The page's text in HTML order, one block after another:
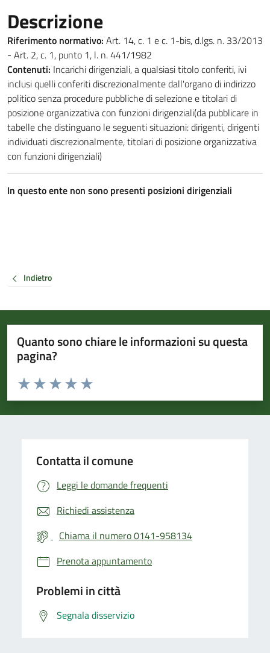
Descrizione
Riferimento normativo: Art. 14, c. 1 e c. 1-bis, d.lgs. n. 33/2013
- Art. 2, c. 1, punto 1, l. n. 441/1982
Contenuti: Incarichi dirigenziali, a qualsiasi titolo conferiti, ivi
inclusi quelli conferiti discrezionalmente dall'organo di indirizzo
politico senza procedure pubbliche di selezione e titolari di
posizione organizzativa con funzioni dirigenziali(da pubblicare in
tabelle che distinguano le seguenti situazioni: dirigenti, dirigenti
individuati discrezionalmente, titolari di posizione organizzativa
con funzioni dirigenziali)
In questo ente non sono presenti posizioni dirigenziali
Indietro
Quanto sono chiare le informazioni su questa
pagina?
Valuta da 1 a 5 stelle la pagina
Valuta 5 stelle su 5
Valuta 4 stelle su 5
Valuta 3 stelle su 5
Valuta 2 stelle su 5
Valuta 1 stelle su 5
Contatta il comune
Leggi le domande frequenti
Richiedi assistenza
Chiama il numero 0141-958134
Prenota appuntamento
Problemi in città
Segnala disservizio